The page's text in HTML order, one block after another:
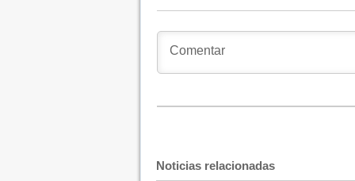
Noticias relacionadas